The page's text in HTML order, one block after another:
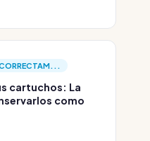
cartuchos: La
como